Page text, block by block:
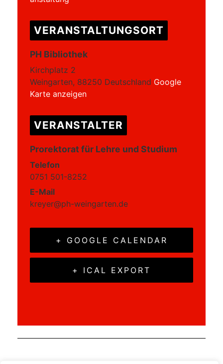
VERANSTALTUNGSORT
PH Bibliothek
Kirchplatz 2
Weingarten, 88250 Deutschland Google
Karte anzeigen
VERANSTALTER
Prorektorat für Lehre und Studium
Telefon
0751 501-8252
E-Mail
kreyer@ph-weingarten.de
+ GOOGLE CALENDAR
+ ICAL EXPORT